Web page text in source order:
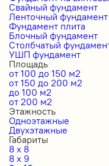
Свайный фундамент
Ленточный фундамент
Фундамент плита
Блочный фундамент
Столбчатый
УШП фундамент
Площадь
от 100 до 150 м2
от 150 до 200 м2
до 100 м2
от 200 м2
Этажность
Одноэтажные
Двухэтажные
Габариты
8 x 8
8 x 9